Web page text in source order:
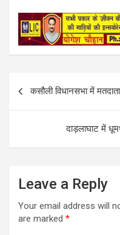
c
e
b
o
a
i
l
a
t
s
A
a
r
e
कसौली विधानसभा में
दाड़लाघाट में
Leave a Reply
Your email address will
are marked *